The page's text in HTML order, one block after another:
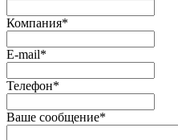
Компания*
E-mail*
Телефон*
Ваше сообщение*